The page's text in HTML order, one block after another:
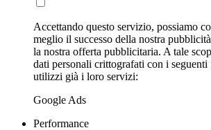
Accettando questo servizio, possiamo
meglio il successo della nostra
la nostra offerta pubblicitaria. A tale
dati personali crittografati con i
utilizzi già i loro servizi:
Google Ads
Performance